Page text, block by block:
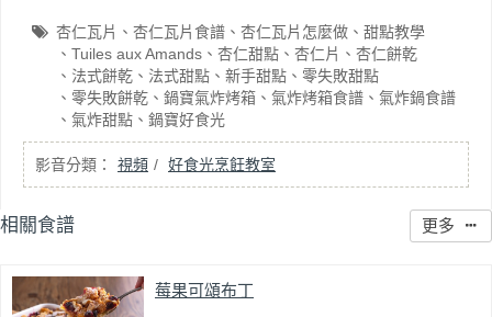
杏仁瓦片 杏仁瓦片食譜 杏仁瓦片怎麼做
甜點教學
Tuiles aux Amands
杏仁甜點 杏仁片
杏仁餅乾
法式餅乾
法式甜點 新手甜點
零失敗甜點
零失敗餅乾
鍋寶氣炸烤箱 氣炸烤箱食譜
氣炸鍋食譜
氣炸甜點
鍋寶好食光
視頻 好食光烹飪教室
相關食譜 更多
莓果可頌布丁